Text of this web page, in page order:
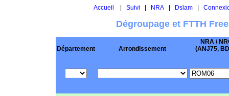
Accueil Suivi NRA| Dslam|
Dégroupage et FTTH
Département Arrondissement
NRA /
(ANJ75,